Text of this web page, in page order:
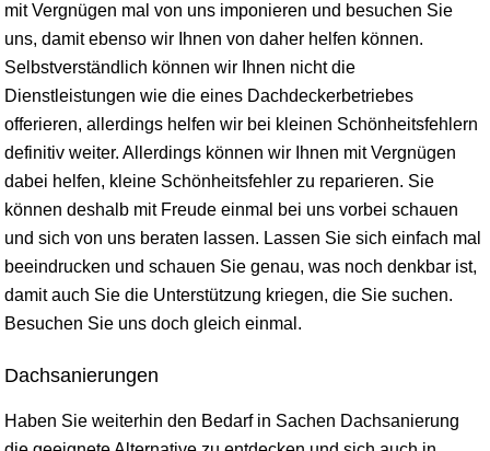
mit Vergnügen mal von uns imponieren und besuchen Sie
uns, damit ebenso wir Ihnen von daher helfen können.
Selbstverständlich können wir Ihnen nicht die
Dienstleistungen wie die eines Dachdeckerbetriebes
offerieren, allerdings helfen wir bei kleinen Schönheitsfehlern
definitiv weiter. Allerdings können wir Ihnen mit Vergnügen
dabei helfen, kleine Schönheitsfehler zu reparieren. Sie
können deshalb mit Freude einmal bei uns vorbei schauen
und sich von uns beraten lassen. Lassen Sie sich einfach mal
beeindrucken und schauen Sie genau, was noch denkbar ist,
damit auch Sie die Unterstützung kriegen, die Sie suchen.
Besuchen Sie uns doch gleich einmal.
Dachsanierungen
Haben Sie weiterhin den Bedarf in Sachen Dachsanierung